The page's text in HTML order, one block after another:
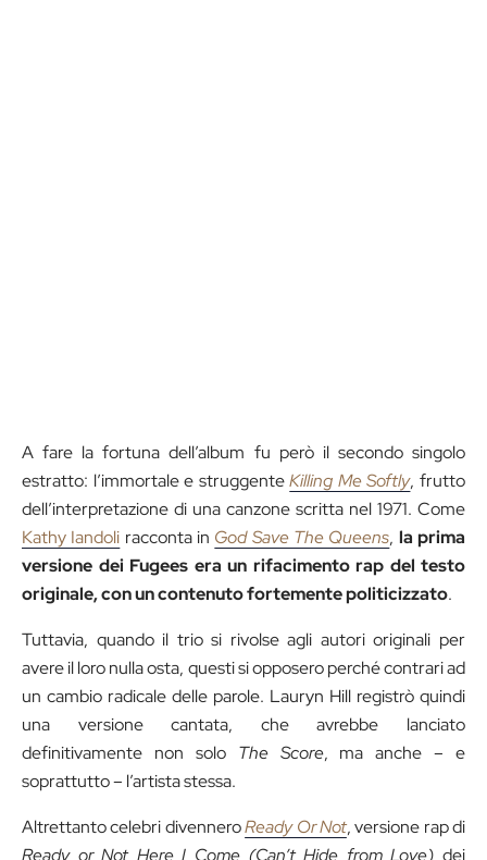
A fare la fortuna dell’album fu però il secondo singolo
estratto: l’immortale e struggenteKilling Me Softly, frutto
dell’interpretazione di una canzone scritta nel 1971. Come
Kathy Iandoli racconta in God Save The Queens, la prima
versione dei Fugees era un rifacimento rap del testo
originale, con un contenuto fortemente politicizzato.
Tuttavia, quando il trio si rivolse agli autori originali per
avere il loro nulla osta, questi si opposero perché contrari ad
un cambio radicale delle parole. Lauryn Hill registrò quindi
una versione cantata, che avrebbe lanciato
definitivamente non solo The Score, ma anche – e
soprattutto – l’artista stessa.
Altrettanto celebri divenneroReady Or Not, versione rap di